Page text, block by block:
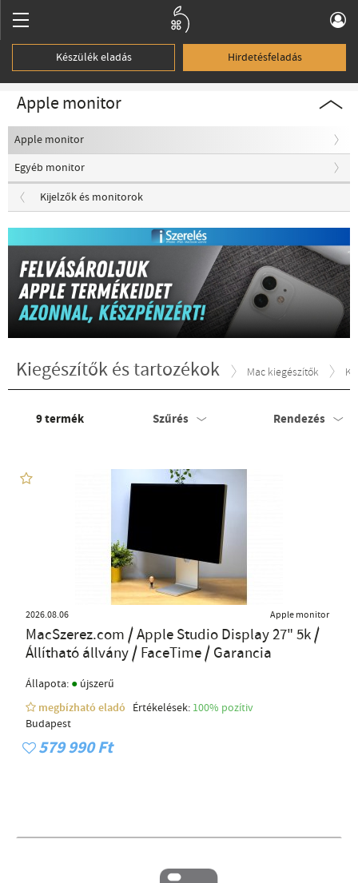
Készülék eladás Hirdetésfeladás
Apple monitor
Apple monitor
Egyéb monitor
Kijelzők és monitorok
Kiegészítők és tartozékok Mac kiegészítők
9termék Szűrés Rendezés
2026.08.06 Apple monitor
MacSzerez.com / Apple Studio Display 27" 5k /
Állítható állvány / FaceTime / Garancia
Állapota: ● újszerű
megbízható eladó
Értékelések: 100% pozítiv
Budapest
579 990 Ft